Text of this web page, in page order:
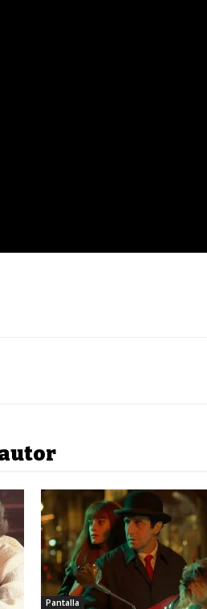
Pantalla